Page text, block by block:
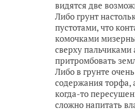
видятся две
Либо грунт
пустотами, что
комочками
сверху пальчиками
притромбовать
Либо в грунте
содержания торфа,
когда-то
сложно напитать